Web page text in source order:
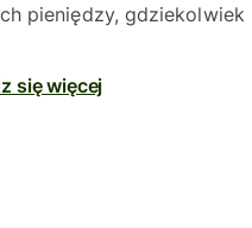
pieniędzy, gdziekolwiek
się więcej